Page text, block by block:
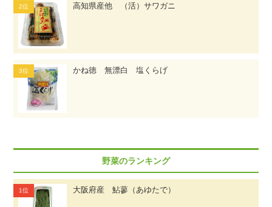
高知県産他 （活）サワガニ
かね徳 無漂白 塩くらげ
野菜のランキング
大阪府産 鮎蓼（あゆたで）